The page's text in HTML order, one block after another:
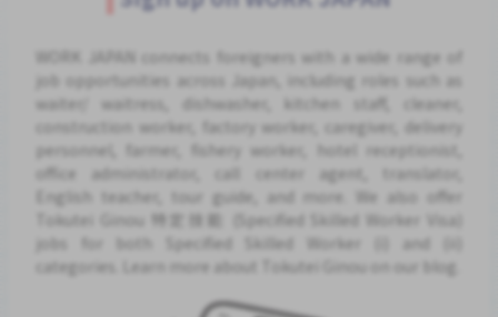
WORK JAPAN connects foreigners with a wide range of
job opportunities across Japan, including roles such as
waiter/ waitress, dishwasher, kitchen staff, cleaner,
construction worker, factory worker, caregiver, delivery
personnel, farmer, fishery worker, hotel receptionist,
office administrator, call center agent, translator,
English teacher, tour guide, and more. We also offer
Tokutei Ginou 特定技能 (Specified Skilled Worker Visa)
jobs for both Specified Skilled Worker (i) and (ii)
categories. Learn more about Tokutei Ginou on our blog.